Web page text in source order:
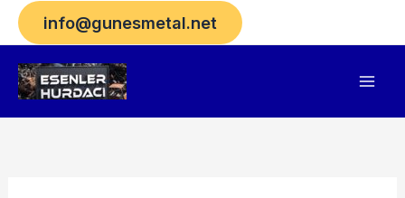
İçeriğe
atla
info@gunesmetal.net